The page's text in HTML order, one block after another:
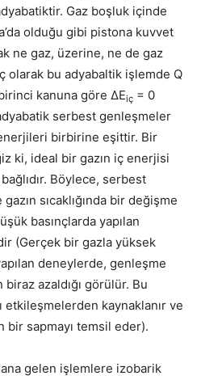
Gaz boşluk içinde
olduğu gibi pistona kuvvet
ne gaz, üzerine, ne de gaz
olarak bu adyabaltik işlemde Q
kanuna göre ΔEiç = 0
serbest genleşmeler
birbirine eşittir. Bir
ki, ideal bir gazın iç enerjisi
bağlıdır. Böylece, serbest
sıcaklığında bir değişme
basınçlarda yapılan
(Gerçek bir gazla yüksek
deneylerde, genleşme
biraz azaldığı görülür. Bu
kaynaklanır ve
bir sapmayı temsil eder).
gelen işlemlere izobarik